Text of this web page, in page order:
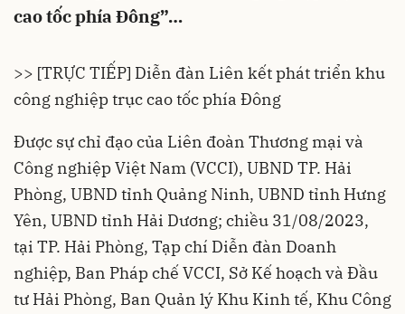
cao tốc phía Đông”…
>> [TRỰC TIẾP] Diễn đàn Liên kết phát triển khu
công nghiệp trục cao tốc phía Đông
Được sự chỉ đạo của Liên đoàn Thương mại và
Công nghiệp Việt Nam (VCCI), UBND TP. Hải
Phòng, UBND tỉnh Quảng Ninh, UBND tỉnh Hưng
Yên, UBND tỉnh Hải Dương; chiều 31/08/2023,
tại TP. Hải Phòng, Tạp chí Diễn đàn Doanh
nghiệp, Ban Pháp chế VCCI, Sở Kế hoạch và Đầu
tư Hải Phòng, Ban Quản lý Khu Kinh tế, Khu Công